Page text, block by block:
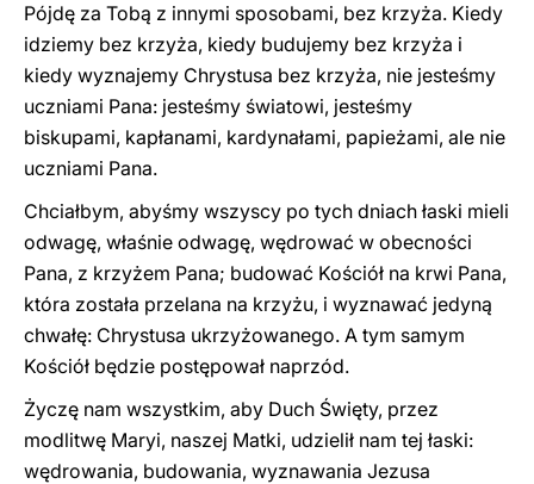
Pójdę za Tobą z innymi sposobami, bez krzyża. Kiedy
idziemy bez krzyża, kiedy budujemy bez krzyża i
kiedy wyznajemy Chrystusa bez krzyża, nie jesteśmy
uczniami Pana: jesteśmy światowi, jesteśmy
biskupami, kapłanami, kardynałami, papieżami, ale nie
uczniami Pana.
Chciałbym, abyśmy wszyscy po tych dniach łaski mieli
odwagę, właśnie odwagę, wędrować w obecności
Pana, z krzyżem Pana; budować Kościół na krwi Pana,
która została przelana na krzyżu, i wyznawać jedyną
chwałę: Chrystusa ukrzyżowanego. A tym samym
Kościół będzie postępował naprzód.
Życzę nam wszystkim, aby Duch Święty, przez
modlitwę Maryi, naszej Matki, udzielił nam tej łaski:
wędrowania, budowania, wyznawania Jezusa